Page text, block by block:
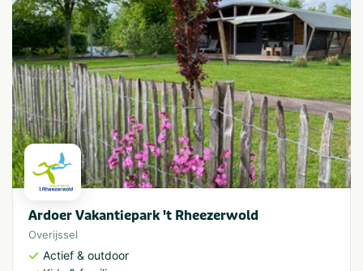
Ardoer Vakantiepark 't Rheezerwold
Overijssel
Actief & outdoor